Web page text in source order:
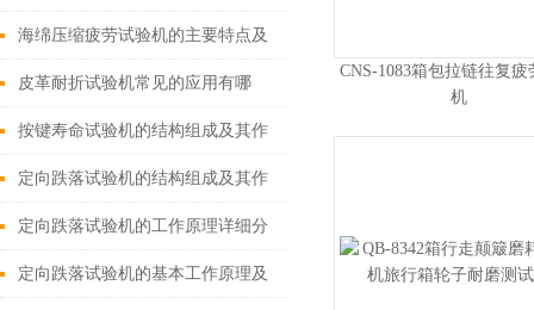
能实时准确地测量力值
海绵压缩疲劳试验机的主要特点及
应用领域介绍
皮革耐折试验机常见的应用有哪
些？
按键寿命试验机的结构组成及其作
用
定向跌落试验机的结构组成及其作
用
定向跌落试验机的工作原理详细分
析
定向跌落试验机的基本工作原理及
CNS-1083箱包拉链往复疲
机